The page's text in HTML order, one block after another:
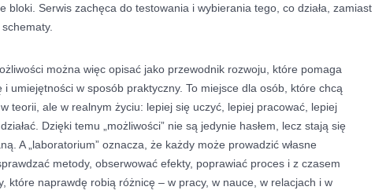
bloki. Serwis zachęca do testowania i wybierania tego, co działa, zamiast
można więc opisać jako przewodnik rozwoju, które pomaga
i umiejętności w sposób praktyczny. To miejsce dla osób, które chcą
teorii, ale w realnym życiu: lepiej się uczyć, lepiej pracować, lepiej
Dzięki temu „możliwości” nie są jedynie hasłem, lecz stają się
A „laboratorium” oznacza, że każdy może prowadzić własne
metody, obserwować efekty, poprawiać proces i z czasem
które naprawdę robią różnicę – w pracy, w nauce, w relacjach i w